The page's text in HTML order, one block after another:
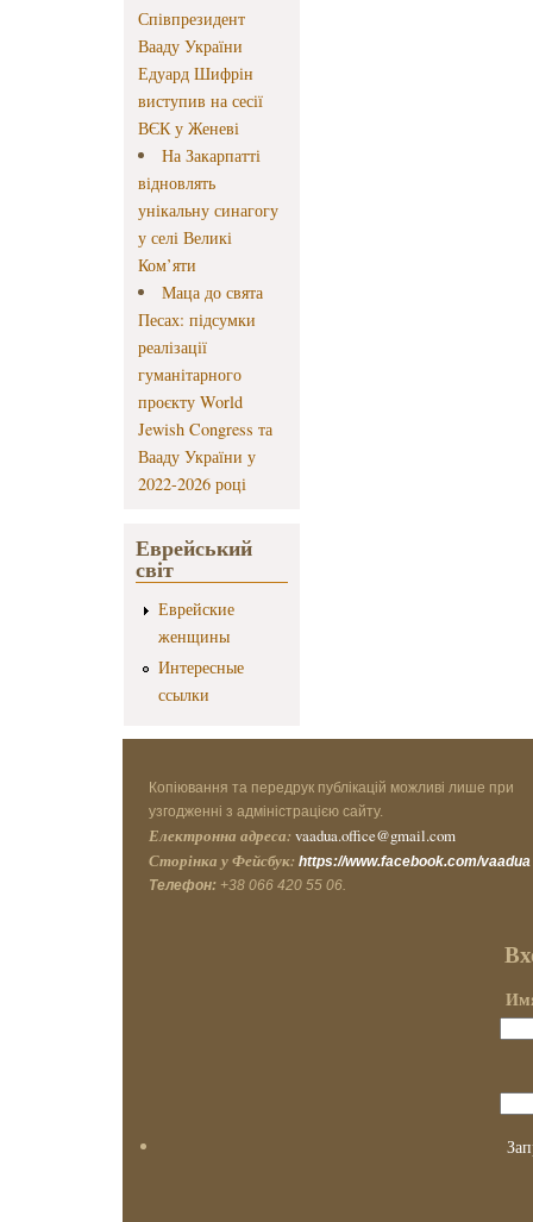
Співпрезидент
Вааду України
Едуард Шифрін
виступив на сесії
ВЄК у Женеві
На Закарпатті
відновлять
унікальну синагогу
у селі Великі
Ком’яти
Маца до свята
Песах: підсумки
реалізації
гуманітарного
проєкту World
Jewish Congress та
Вааду України у
2022-2026 році
Еврейський
світ
Еврейские
женщины
Интересные
ссылки
Копіювання та передрук публікацій можливі лише при
узгодженні з адміністрацією сайту.
Електронна адреса: vaadua.office@gmail.com
Сторінка у Фейсбук: https://www.facebook.com/vaadua
Телефон: +38 066 420 55 06.